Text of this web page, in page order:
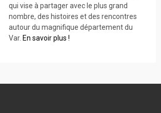
qui vise à partager avec le plus grand
nombre, des histoires et des rencontres
autour du magnifique département du
Var. En savoir plus !